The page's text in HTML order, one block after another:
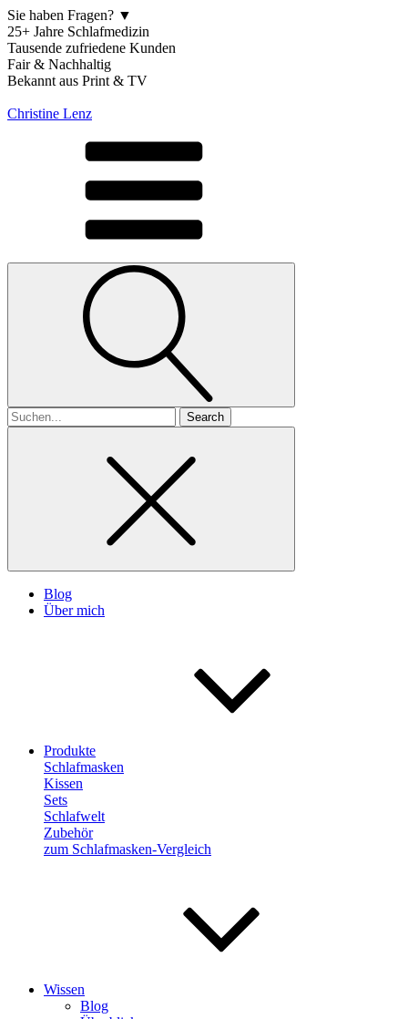
Sie haben Fragen? ▼
25+ Jahre Schlafmedizin
Tausende zufriedene Kunden
Fair & Nachhaltig
Bekannt aus Print & TV
Christine Lenz
Search
for
Blog
Über mich
Produkte
Schlafmasken
Kissen
Sets
Schlafwelt
Zubehör
zum Schlafmasken-Vergleich
Wissen
Blog